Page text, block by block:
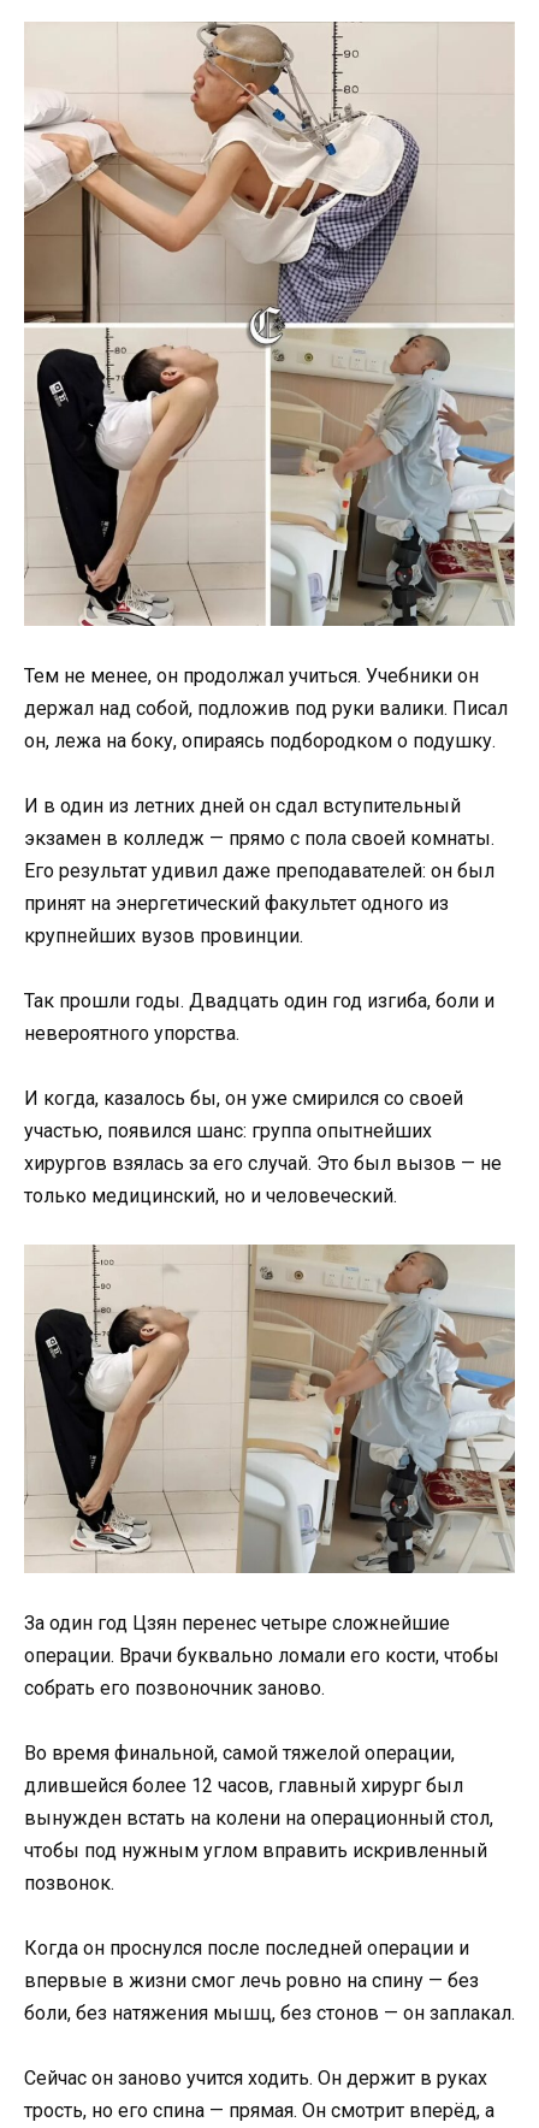
Тем не менее, он продолжал учиться. Учебники он
держал над собой, подложив под руки валики. Писал
он, лежа на боку, опираясь подбородком о подушку.
И в один из летних дней он сдал вступительный
экзамен в колледж — прямо с пола своей комнаты.
Его результат удивил даже преподавателей: он был
принят на энергетический факультет одного из
крупнейших вузов провинции.
Так прошли годы. Двадцать один год изгиба, боли и
невероятного упорства.
И когда, казалось бы, он уже смирился со своей
участью, появился шанс: группа опытнейших
хирургов взялась за его случай. Это был вызов — не
только медицинский, но и человеческий.
За один год Цзян перенес четыре сложнейшие
операции. Врачи буквально ломали его кости, чтобы
собрать его позвоночник заново.
Во время финальной, самой тяжелой операции,
длившейся более 12 часов, главный хирург был
вынужден встать на колени на операционный стол,
чтобы под нужным углом вправить искривленный
позвонок.
Когда он проснулся после последней операции и
впервые в жизни смог лечь ровно на спину — без
боли, без натяжения мышц, без стонов — он заплакал.
Сейчас он заново учится ходить. Он держит в руках
трость, но его спина — прямая. Он смотрит вперёд, а